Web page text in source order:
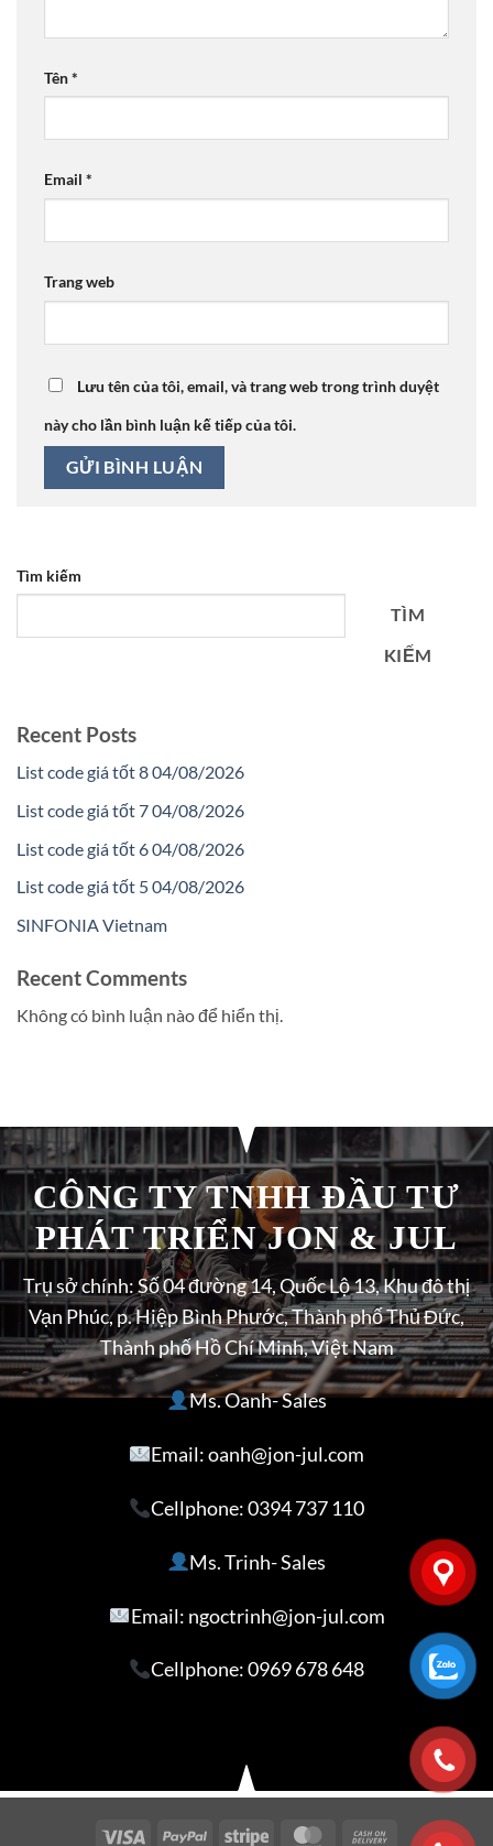
Tên*
Email *
Trang web
Lưu tên của tôi, email, và trang web trong trình duyệt
này cho lần bình luận kế tiếp của tôi.
Tìm kiếm
TÌM
KIẾM
Recent Posts
List code giá tốt 8 04/08/2026
List code giá tốt 7 04/08/2026
List code giá tốt 6 04/08/2026
List code giá tốt 5 04/08/2026
SINFONIA Vietnam
Recent Comments
Không có bình luận nào để hiển thị.
CÔNG TY TNHH ĐẦU TƯ
PHÁT TRIỂN JON & JUL
Trụ sở chính: Số 04 đường 14, Quốc Lộ 13, Khu đô thị
Vạn Phúc, p. Hiệp Bình Phước, Thành phố Thủ Đức,
Thành phố Hồ Chí Minh, Việt Nam
Ms. Oanh- Sales
Email: oanh@jon-jul.com
Cellphone:0394 737 110
Ms. Trinh- Sales
Email: ngoctrinh@jon-jul.com
Cellphone:0969 678 648
Visa PayPal Stripe MasterCardCash